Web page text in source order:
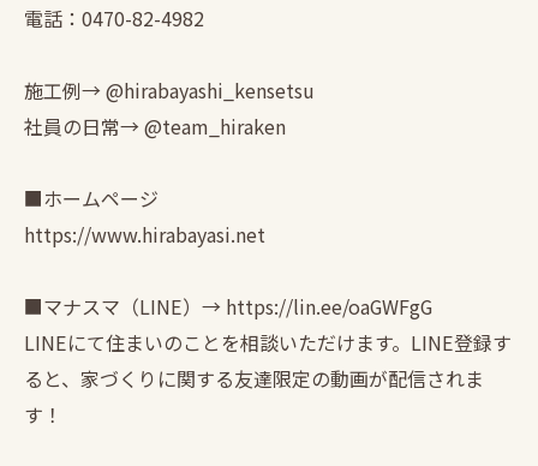
電話：0470-82-4982
施工例→ @hirabayashi_kensetsu
社員の日常→ @team_hiraken
■ホームページ
https://www.hirabayasi.net
■マナスマ（LINE）→ https://lin.ee/oaGWFgG
LINEにて住まいのことを相談いただけます。LINE登録す
ると、家づくりに関する友達限定の動画が配信されま
す！